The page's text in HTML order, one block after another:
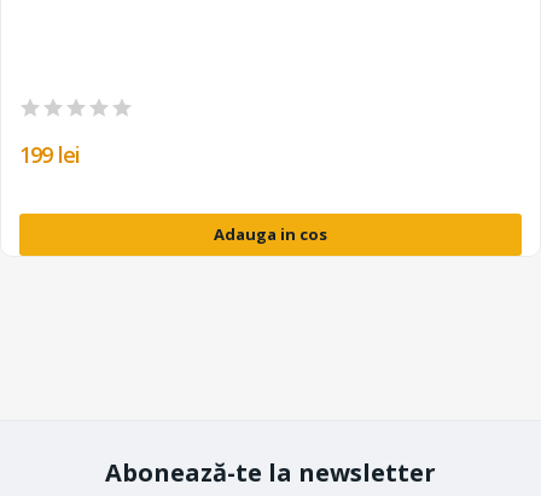
199 lei
Adauga in cos
Abonează-te la newsletter